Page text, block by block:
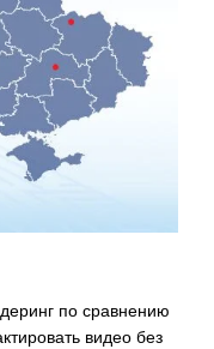
по сравнению
видео без